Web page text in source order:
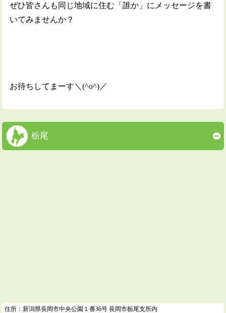
ぜひ皆さんも同じ地域に住む「誰か」にメッセージを書
いてみませんか？
お待ちしてまーす＼(^o^)／
栃尾
住所：新潟県長岡市中央公園１番36号 長岡市栃尾支所内